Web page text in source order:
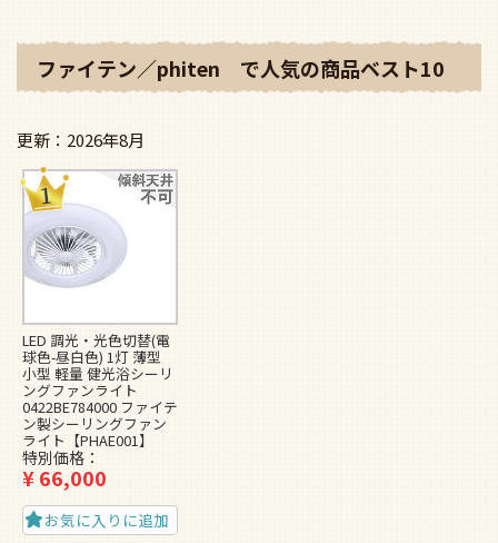
ファイテン／phiten で人気の商品ベスト10
2026年8月
LED 調光・光色切替(電
球色-昼白色) 1灯 薄型
小型 軽量 健光浴シーリ
ングファンライト
0422BE784000 ファイテ
ン製シーリングファン
ライト【PHAE001】
特別価格
¥66,000
お気に入りに追加